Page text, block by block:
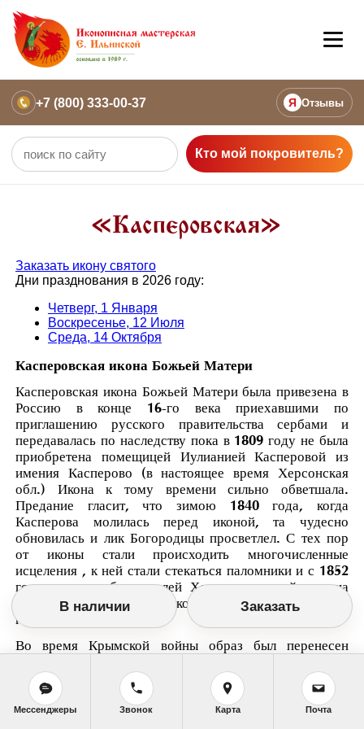
+7 (800) 333-00-37 Я Отзывы
Кто мой покровитель?
«Касперовская»
Заказать икону святого
Дни празднования в 2026 году:
Четверг, 1 Января
Воскресенье, 12 Июля
Среда, 14 Октября
Касперовская икона Божьей Матери
Касперовская икона Божьей Матери была привезена в
Россию в конце 16-го века приехавшими по
приглашению русского правительства сербами и
передавалась по наследству пока в 1809 году не была
приобретена помещицей Иулианией Касперовой из
имения Касперово (в настоящее время Херсонская
обл.) Икона к тому времени сильно обветшала.
Предание гласит, что зимою 1840 года, когда
Касперова молилась перед иконой, та чудесно
обновилась и лик Богородицы просветлел. С тех пор
от иконы стали происходить многочисленные
исцеления , к ней стали стекаться паломники и с 1852
года по просьбе жителей Херсона каждый год на
праздник Вознесения икону стали приносить в
городской собор.
Во время Крымской войны образ был перенесен
(Борисов) каждую пятницу перед литургией читал
перед иконой акафист Покрову Божьей Матери,
составленный им самим и город остался невредим, а
В наличии Заказать
Мессенджеры Звонок Карта Почта